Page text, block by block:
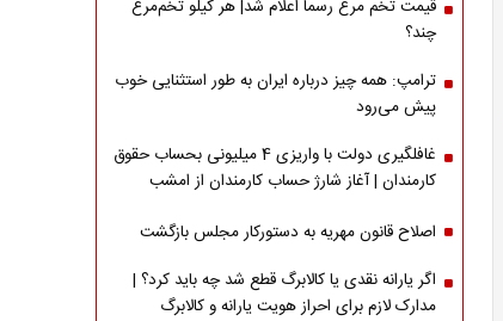
قیمت تخم مرغ رسما اعلام شد| هر کیلو تخم‌مرغ
چند؟
ترامپ: همه چیز درباره ایران به طور استثنایی خوب
پیش می‌رود
غافلگیری دولت با واریزی 4 میلیونی بحساب حقوق
کارمندان | آغاز شارژ حساب کارمندان از امشب
اصلاح قانون مهریه به دستورکار مجلس بازگشت
اگر یارانه نقدی یا کالابرگ قطع شد چه باید کرد؟ |
مدارک لازم برای احراز هویت یارانه و کالابرگ